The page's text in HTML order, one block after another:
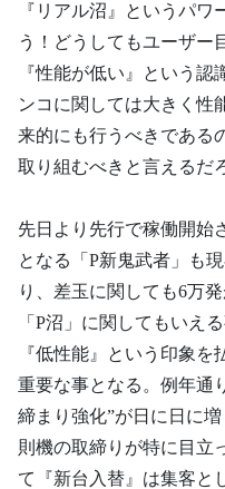
『リアル沼』というパ
う！どうしてもユーザー
『性能が低い』という
ンコに関しては大きく性
来的にも行うべきである
取り組むべきと言えるだ
先日より先行で稼働開始
となる「P新鬼武者」も
り、差玉に関しても6万
「P沼」に関してもいえ
『低性能』という印象
重要な事となる。例年通
締まり強化”が日に日に
則機の取締りが特に目立
て『新台入替』は集客と